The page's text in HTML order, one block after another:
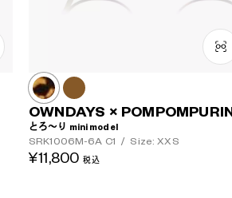
OWNDAYS × POMPOMPURIN
とろ～り mini model
SRK1006M-6A C1 / Size: XXS
¥11,800 税込